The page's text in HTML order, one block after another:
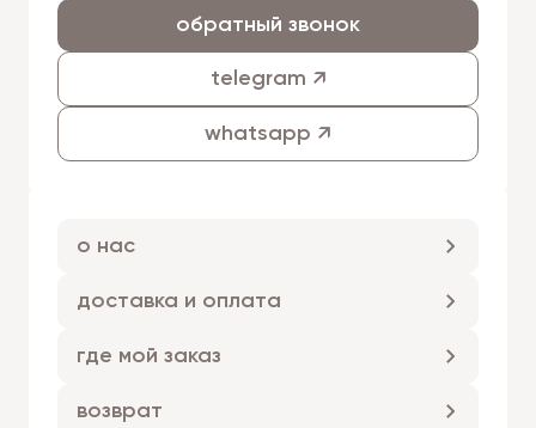
telegram ↗
whatsapp ↗
обратный звонок
о нас
доставка и оплата
где мой заказ
возврат